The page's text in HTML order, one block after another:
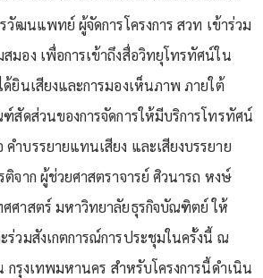
ฒนแพทย์ ผู้จัดการโครงการ สวท เข้าร่วม
มอง เพื่อการเข้าถึงสื่อวิทยุโทรทัศน์ใน
ยินเสียงและการมองเห็นภาพ ภายใต้
สัดส่วนของการจัดการให้มีบริการโทรทัศน์
ำบรรยายแทนเสียง และเสียงบรรยาย
จาก ผู้ช่วยศาสตราจารย์ ศิวนารถ หงษ์
ศาสตร์ มหาวิทยาลัยธุรกิจบัณฑิตย์ ให้
ร่วมสังเกตการณ์การประชุมในครั้งนี้ ณ
กรุงเทพมหานคร สำหรับโครงการนี้ดำเนิน